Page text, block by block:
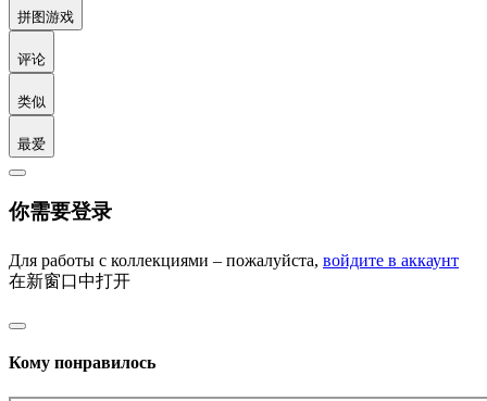
拼图游戏
评论
类似
最爱
你需要登录
Для работы с коллекциями – пожалуйста, войдите в аккаунт
在新窗口中打开
Кому понравилось